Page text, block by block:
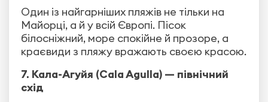
Один із найгарніших пляжів не тільки на
Майорці, а й у всій Європі. Пісок
білосніжний, море спокійне й прозоре, а
краєвиди з пляжу вражають своєю красою.
7. Кала-Агуйя (Cala Agulla) — північний
схід